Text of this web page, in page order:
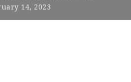
14, 2023